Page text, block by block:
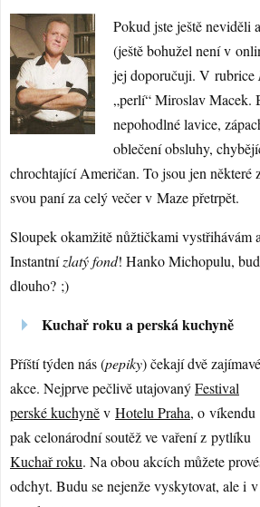
Pokud jste ještě neviděli
(ještě bohužel není v
jej doporučuji. V rubrice
„perlí“ Miroslav Macek.
nepohodlné lavice,
oblečení obsluhy,
chrochtající Američan. To jsou jen některé
svou paní za celý večer v Maze přetrpět.
Sloupek okamžitě nůžtičkami vystřihávám
Instantnízlatý fond! Hanko Michopulu,
dlouho? ;)
Kuchař roku a perská kuchyně
Příští týden nás (pepiky) čekají dvě zajímavé
akce. Nejprve pečlivě utajovanýFestival
perské kuchyněv Hotelu Praha, o víkendu
pak celonárodní soutěž ve vaření z pytlíku
Kuchař roku. Na obou akcích můžete
odchyt. Budu se nejenže vyskytovat, ale i